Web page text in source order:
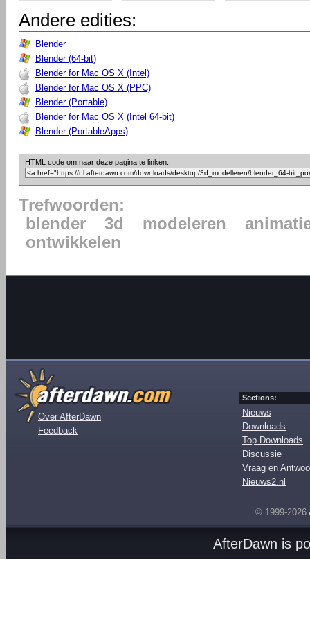
Andere edities:
Blender
Blender (64-bit)
Blender for Mac OS X (Intel)
Blender for Mac OS X (PPC)
Blender (Portable)
Blender for Mac OS X (Intel 64-bit)
Blender (PortableApps)
HTML code om naar deze pagina te linken:
Trefwoorden:
blender
3d modeleren
ontwikkelen
Over AfterDawn
Feedback
Sections:
Nieuws
Downloads
Top Downloads
Discussie
Vraag en
Nieuws2.nl
© 1999-2026
AfterDawn is